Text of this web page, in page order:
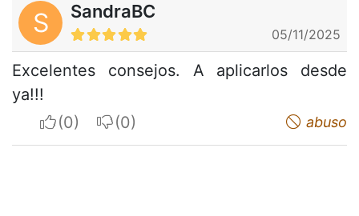
S SandraBC
05/11/2025
Excelentes consejos. A aplicarlos desde
ya!!!
I apreciateI do not appreciate abuso